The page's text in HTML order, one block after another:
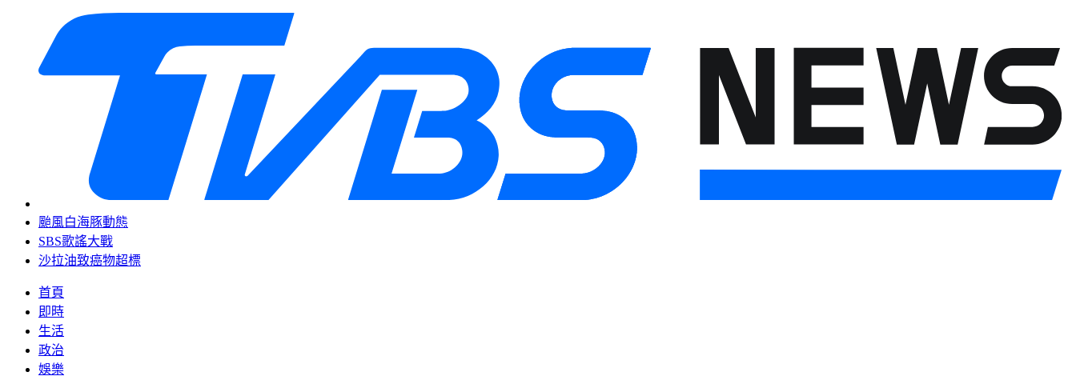
颱風白海豚動態
SBS歌謠大戰
沙拉油致癌物超標
首頁
即時
生活
政治
娛樂